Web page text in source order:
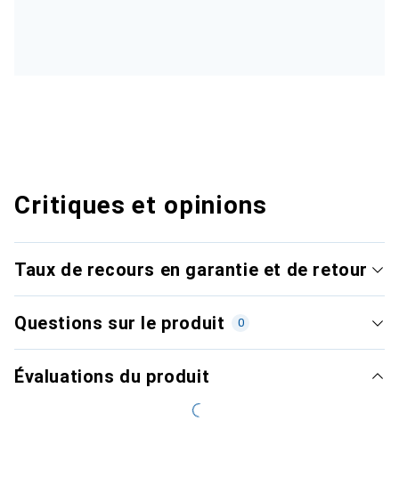
Critiques et opinions
Taux de recours en garantie et de retour
Questions sur le produit 0
Évaluations du produit